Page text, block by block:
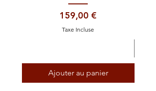
Prix
159,00 €
Taxe Incluse
Ajouter au panier